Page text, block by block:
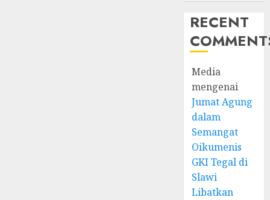
RECENT
Media
mengenai
Jumat Agung
dalam
Semangat
Oikumenis
GKI Tegal di
Slawi
Libatkan